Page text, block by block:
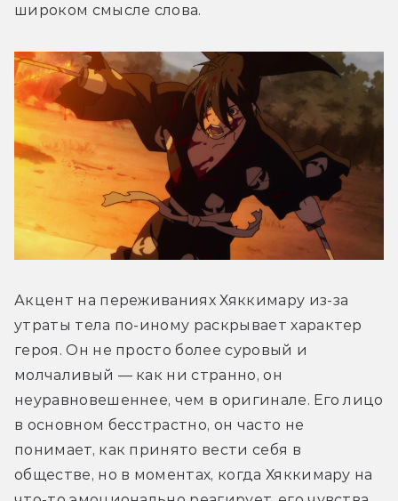
широком смысле слова.
Акцент на переживаниях Хяккимару из-за
утраты тела по-иному раскрывает характер
героя. Он не просто более суровый и
молчаливый — как ни странно, он
неуравновешеннее, чем в оригинале. Его лицо
в основном бесстрастно, он часто не
понимает, как принято вести себя в
обществе, но в моментах, когда Хяккимару на